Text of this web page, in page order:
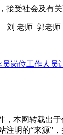
接受社会及有关
刘 老师 郭老师
岗位工作人员
本网转载出
明的“来源”